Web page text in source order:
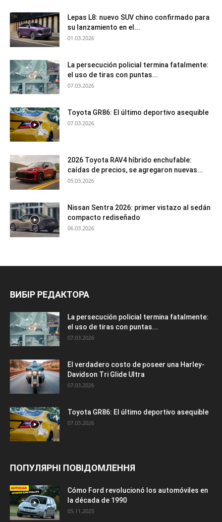
Lepas L8: nuevo SUV chino confirmado para
su lanzamiento en el...
01.03.2026
La persecución policial termina fatalmente:
el uso de tiras con puntas...
07.03.2026
Toyota GR86: El último deportivo asequible
07.03.2026
2026 Toyota RAV4 híbrido enchufable:
caídas de precios, se agregaron nuevas...
05.03.2026
Nissan Sentra 2026: primer vistazo al sedán
compacto rediseñado
06.03.2026
ВИБІР РЕДАКТОРА
La persecución policial termina fatalmente:
el uso de tiras con puntas...
07.03.2026
El verdadero costo de poseer una Harley-
Davidson Tri Glide Ultra
07.03.2026
Toyota GR86: El último deportivo asequible
07.03.2026
ПОПУЛЯРНІ ПОВІДОМЛЕННЯ
Cómo Ford revolucionó los automóviles en
la década de 1990
05.11.2025